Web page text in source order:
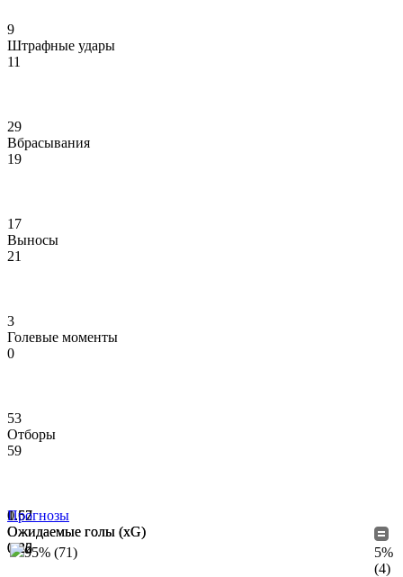
9
Штрафные удары
11
29
Вбрасывания
19
17
Выносы
21
3
Голевые моменты
0
53
Отборы
59
1.62
Ожидаемые голы (xG)
0.26
0.57
Ожидаемые голы (xG)
0.22
Прогнозы
95% (71)
5%
(4)